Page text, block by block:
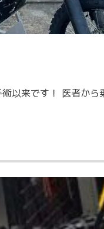
以来です！ 医者か